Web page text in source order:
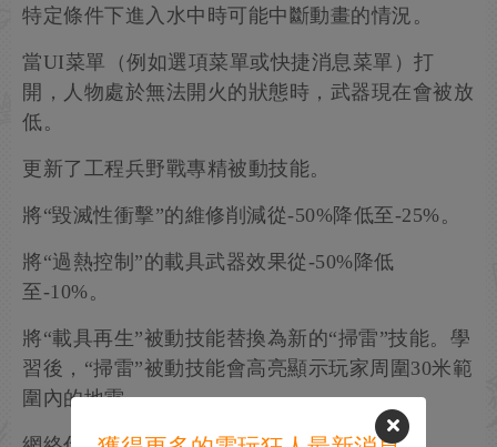
特定條件下進入水中時可能中斷動畫的情況。
當UI菜單（例如選項菜單或快捷消息菜單）打
開，人物處於無法開火的狀態時，武器現在會被放
低。
更新了工程兵野戰專精被動技能。
將“毀滅性衝擊”的維修削減從-50%降低至-25%。
將“過熱控制”的載具武器效果從-50%降低
至-10%。
將“載具再生”被動技能替換為新的“掃雷”技能。學
習後，“掃雷”被動技能會高亮顯示玩家周圍30米範
圍內的地雷。